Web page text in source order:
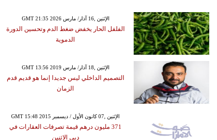
GMT 21:35 2026 الإثنين ,16 آذار/ مارس
الفلفل الحار يخفض ضغط الدم وتحسين الدورة
الدموية
GMT 13:56 2019 الإثنين ,18 آذار/ مارس
التصميم الداخلي ليس جديدا إنما هو قديم قدم
الزمان
GMT 15:48 2015 الإثنين ,07 كانون الأول / ديسمبر
371 مليون درهم قيمة تصرفات العقارات في
دبي الاثنين